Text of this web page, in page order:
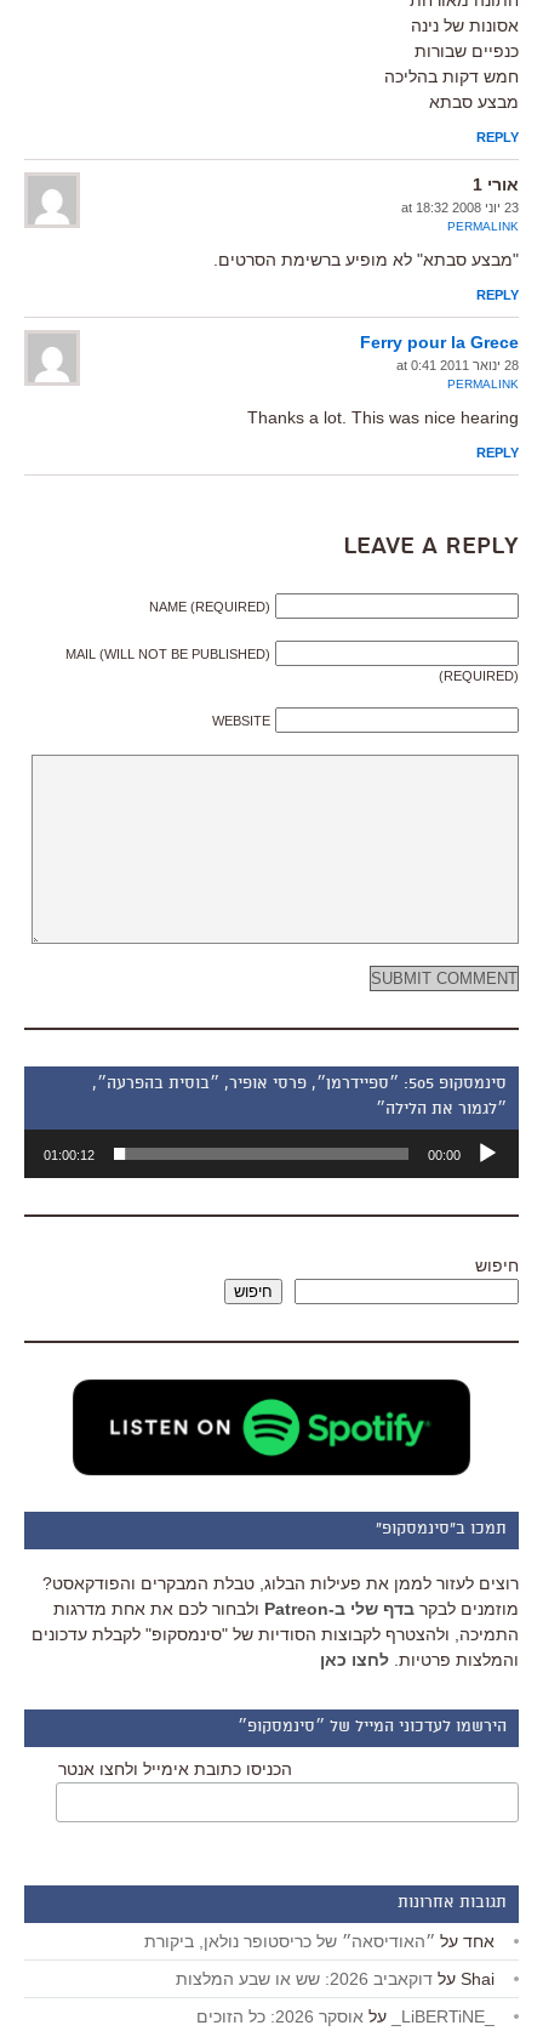
אסונות של נינה
כנפיים שבורות
חמש דקות בהליכה
מבצע סבתא
REPLY
אורי 1
23 יוני 2008 at 18:32
PERMALINK
"מבצע סבתא" לא מופיע ברשימת הסרטים.
REPLY
Ferry pour la Grece
28 ינואר 2011 at 0:41
PERMALINK
Thanks a lot. This was nice hearing
REPLY
Leave a Reply
NAME (REQUIRED)
MAIL (WILL NOT BE PUBLISHED)
(REQUIRED)
WEBSITE
סינמסקופ 505: ״ספיידרמן״, פרסי אופיר, ״בוסית בהפרעה״,
״לגמור את הלילה״
אודיו
00:00
01:00:12
חיפוש
חיפוש
תמכו ב"סינמסקופ"
רוצים לעזור לממן את פעילות הבלוג, טבלת המבקרים והפודקאסט?
מוזמנים לבקר בדף שלי ב-Patreon
ולבחור לכם את אחת מדרגות
התמיכה, ולהצטרף לקבוצות הסודיות של "סינמסקופ" לקבלת עדכונים
והמלצות פרטיות. לחצו כאן
הירשמו לעדכוני המייל של ״סינמסקופ״
הכניסו כתובת אימייל ולחצו אנטר
תגובות אחרונות
אחד על ״האודיסאה״ של כריסטופר נולאן, ביקורת
Shai על דוקאביב 2026: שש או שבע המלצות
על אוסקר 2026: כל הזוכים